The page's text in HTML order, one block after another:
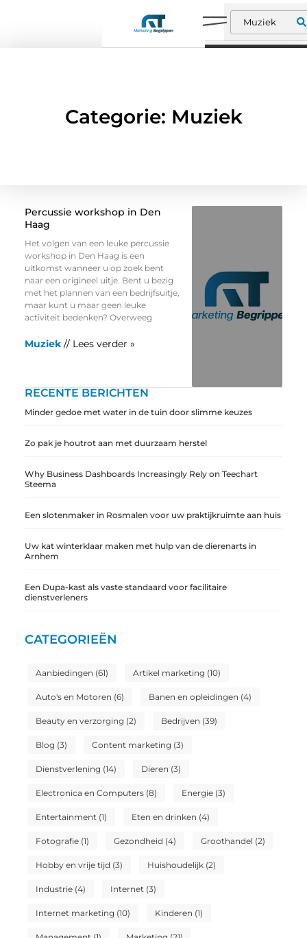
Categorie: Muziek
RECENTE BERICHTEN
Minder gedoe met water in de tuin door slimme keuzes
Zo pak je houtrot aan met duurzaam herstel
Why Business Dashboards Increasingly Rely on Teechart
Steema
Een slotenmaker in Rosmalen voor uw praktijkruimte aan huis
Uw kat winterklaar maken met hulp van de dierenarts in
Arnhem
Een Dupa-kast als vaste standaard voor facilitaire
dienstverleners
CATEGORIEËN
Aanbiedingen (61) Artikel marketing (10)
Auto's en Motoren (6) Banen en opleidingen (4)
Beauty en verzorging (2) Bedrijven (39)
Blog (3) Content marketing (3)
Dienstverlening (14) Dieren (3)
Electronica en Computers(8) Energie(3)
Entertainment (1) Eten en drinken (4)
Fotografie(1) Gezondheid (4) Groothandel (2)
Hobby en vrije tijd (3) Huishoudelijk(2)
Industrie(4) Internet (3)
Internet marketing (10) Kinderen (1)
Percussie workshop in Den
Haag
Het volgen van een leuke percussie
workshop in Den Haag is een
uitkomst wanneer u op zoek bent
naar een origineel uitje. Bent u bezig
met het plannen van een bedrijfsuitje,
maar kunt u maar geen leuke
activiteit bedenken? Overweeg
Muziek // Lees verder »